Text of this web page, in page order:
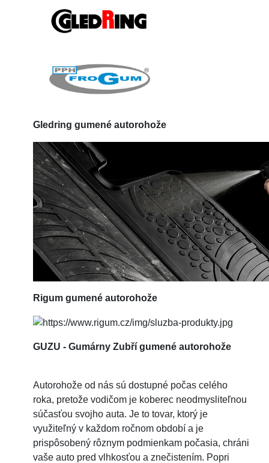
Gledring gumené autorohože
Rigum gumené autorohože
GUZU - Gumárny Zubří gumené autorohože
Autorohože od nás sú dostupné počas celého
roka, pretože vodičom je koberec neodmysliteľnou
súčasťou svojho auta. Je to tovar, ktorý je
využiteľný v každom ročnom období a je
prispôsobený rôznym podmienkam počasia, chráni
vaše auto pred vlhkosťou a znečistením. Popri